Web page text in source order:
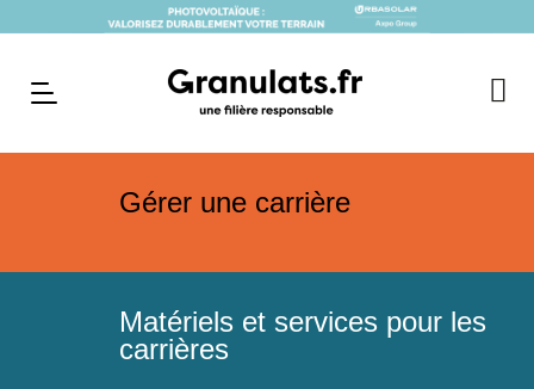
Gérer une carrière
Matériels et services pour les
carrières